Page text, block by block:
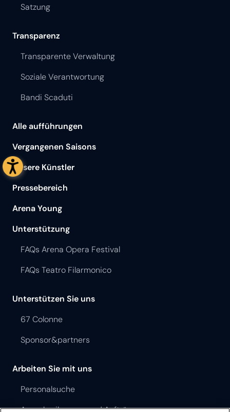
Satzung
Transparenz
Transparente Verwaltung
Soziale Verantwortung
Bandi Scaduti
Alle aufführungen
Vergangenen Saisons
Unsere Künstler
Pressebereich
Arena Young
Unterstützung
FAQs Arena Opera Festival
FAQs Teatro Filarmonico
Unterstützen Sie uns
67 Colonne
Sponsor&partners
Arbeiten Sie mit uns
Personalsuche
Ausschreibungen und Aufträge